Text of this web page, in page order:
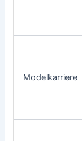
Modelkarriere